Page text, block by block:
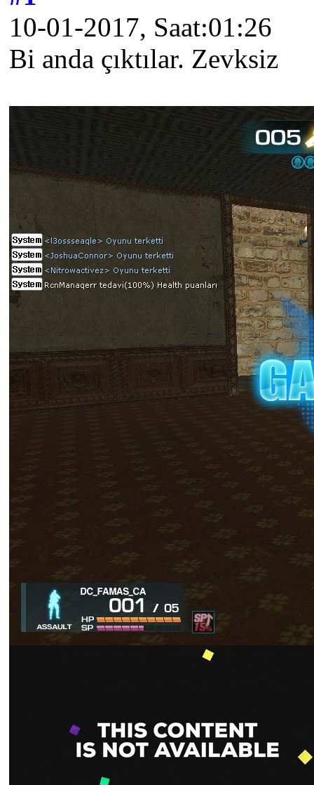
10-01-2017, Saat:01:26
Bi anda çıktılar. Zevksiz